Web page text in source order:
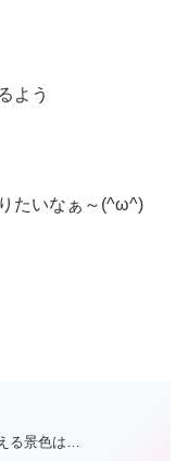
よう
たいなぁ～(^ω^)
る景色は…